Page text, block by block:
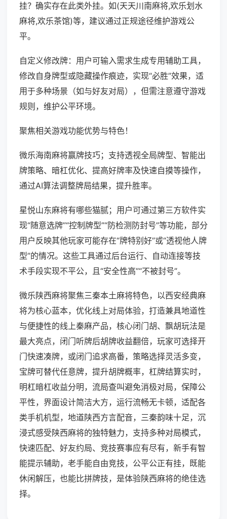
挂？确实存在此类外挂。如(天天川南麻将,欢乐划水
麻将,欢乐茶馆)等，建议通过正规途径维护游戏公
平。
自定义修改牌：用户可输入需求生成专用辅助工具，
修改自身牌型或隐藏操作痕迹，实现“必胜”效果，适
用于多种场景（如与好友对局），但需注意遵守游戏
规则，维护公平环境。
聚焦相关游戏功能优势与特色！
微乐海南麻将赢牌技巧；支持透视全局牌型、智能出
牌策略、暗杠优化、提高好牌率及快速自摸等操作，
通过AI算法调整牌局结果，提升胜率。
星悦山东麻将有哪些猫腻；用户可通过第三方软件实
现“随意选牌”“控制牌型”“防检测防封号”等功能，部分
用户反映其他玩家可能存在“牌特别好”或“透视他人牌
型”的情况。这些工具通过后台运行、自动连接等技
术手段实现不平公，且“安全性高”“不被封号”。
微乐陕西麻将聚焦三秦本土麻将特色，以西安经典麻
将为核心蓝本，优化线上对局体验，打造兼具地道性
与便捷性的线上秦麻产品，核心闭门胡、飘胡玩法是
最大亮点，闭门听牌后胡牌收益翻倍，玩家可选择开
门快速凑牌，或闭门追求高番，策略选择灵活多变，
宝牌可替代任意牌，提升胡牌概率，杠牌结算实时，
明杠暗杠收益分明，流局查叫避免消极对局，保障公
平性，界面设计简洁大方，运行流畅无卡顿，适配各
类手机机型，地道陕西方言配音，三秦韵味十足，沉
浸式感受陕西麻将的独特魅力，支持多种对局模式，
快速匹配、好友约局、竞技赛事应有尽有，新手有智
能提示辅助，老手能自由竞技，公平公正有挂，既能
休闲解压，也能比拼牌技，是体验陕西麻将的绝佳选
择。